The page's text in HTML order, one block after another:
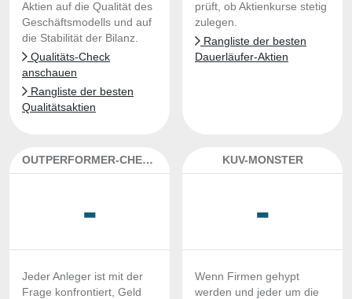
Aktien auf die Qualität des
Geschäftsmodells und auf
die Stabilität der Bilanz.
Qualitäts-Check
anschauen
Rangliste der besten
Qualitätsaktien
prüft, ob Aktienkurse stetig
zulegen.
Rangliste der besten
Dauerläufer-Aktien
OUTPERFORMER-CHECK
-
Jeder Anleger ist mit der
Frage konfrontiert, Geld
KUV-MONSTER
-
Wenn Firmen gehypt
werden und jeder um die